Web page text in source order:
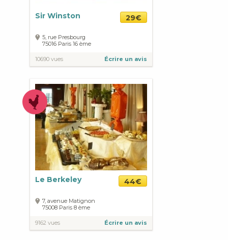
Sir Winston 29€
5, rue Presbourg
75016 Paris 16 ème
10690 vues Écrire un avis
Le Berkeley 44€
7, avenue Matignon
75008 Paris 8 ème
9162 vues Écrire un avis